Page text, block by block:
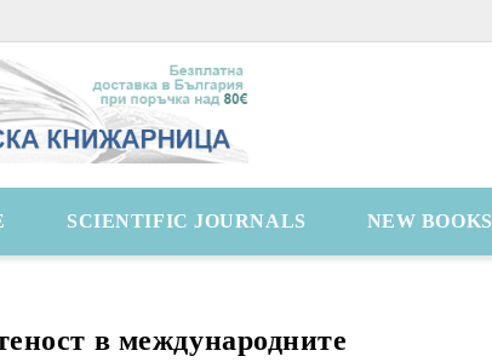
SCIENTIFIC JOURNALS NEW BOOKS
в международните